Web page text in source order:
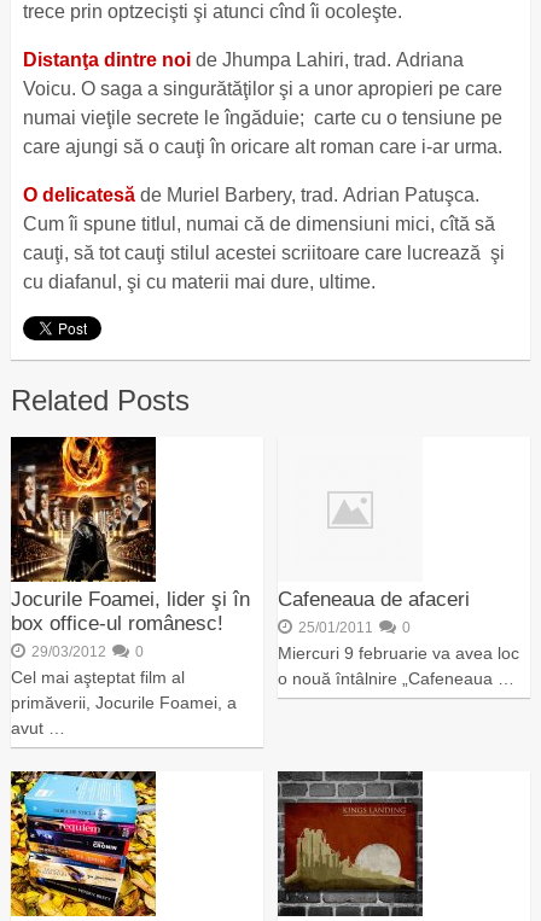
trece prin optzecişti şi atunci cînd îi ocoleşte.
Distanţa dintre noi de Jhumpa Lahiri, trad. Adriana
Voicu. O saga a singurătăţilor şi a unor apropieri pe care
numai vieţile secrete le îngăduie; carte cu o tensiune pe
care ajungi să o cauţi în oricare alt roman care i-ar urma.
O delicatesăde Muriel Barbery, trad. Adrian Patuşca.
Cum îi spune titlul, numai că de dimensiuni mici, cîtă să
cauţi, să tot cauţi stilul acestei scriitoare care lucrează şi
cu diafanul, şi cu materii mai dure, ultime.
Related Posts
Jocurile Foamei, lider şi în
box office-ul românesc!
29/03/2012 0
Cel mai aşteptat film al
primăverii, Jocurile Foamei, a
avut …
Cafeneaua de afaceri
25/01/2011 0
Miercuri 9 februarie va avea loc
o nouă întâlnire „Cafeneaua …